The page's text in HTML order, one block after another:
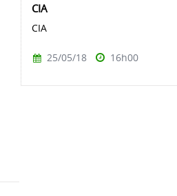
CIA
CIA
25/05/18 16h00